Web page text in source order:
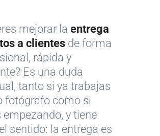
mejorar la entrega
a clientes de forma
rápida y
Es una duda
tanto si ya trabajas
fotógrafo como si
empezando, y tiene
sentido: la entrega es